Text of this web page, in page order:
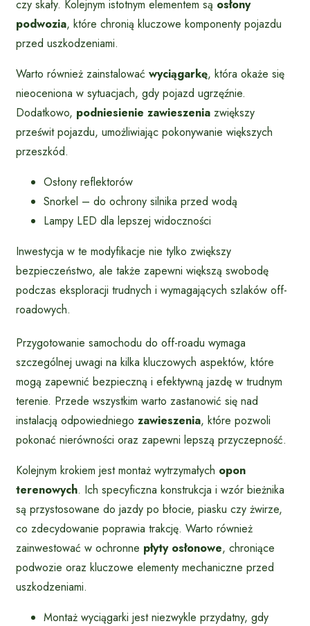
czy skały. Kolejnym istotnym elementem są osłony
podwozia, które chronią kluczowe komponenty pojazdu
przed uszkodzeniami.
Warto również zainstalować wyciągarkę, która okaże się
nieoceniona w sytuacjach, gdy pojazd ugrzęźnie.
Dodatkowo, podniesienie zawieszenia zwiększy
prześwit pojazdu, umożliwiając pokonywanie większych
przeszkód.
Osłony reflektorów
Snorkel – do ochrony silnika przed wodą
Lampy LED dla lepszej widoczności
Inwestycja w te modyfikacje nie tylko zwiększy
bezpieczeństwo, ale także zapewni większą swobodę
podczas eksploracji trudnych i wymagających szlaków off-
roadowych.
Przygotowanie samochodu do off-roadu wymaga
szczególnej uwagi na kilka kluczowych aspektów, które
mogą zapewnić bezpieczną i efektywną jazdę w trudnym
terenie. Przede wszystkim warto zastanowić się nad
instalacją odpowiedniego zawieszenia, które pozwoli
pokonać nierówności oraz zapewni lepszą przyczepność.
Kolejnym krokiem jest montaż wytrzymałych opon
terenowych. Ich specyficzna konstrukcja i wzór bieżnika
są przystosowane do jazdy po błocie, piasku czy żwirze,
co zdecydowanie poprawia trakcję. Warto również
zainwestować w ochronne płyty osłonowe, chroniące
podwozie oraz kluczowe elementy mechaniczne przed
uszkodzeniami.
Montaż wyciągarki jest niezwykle przydatny, gdy